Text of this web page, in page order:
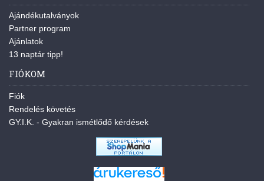
Ajándékutalványok
Partner program
Ajánlatok
13 naptár tipp!
FIÓKOM
Fiók
Rendelés követés
GY.I.K. - Gyakran ismétlődő kérdések